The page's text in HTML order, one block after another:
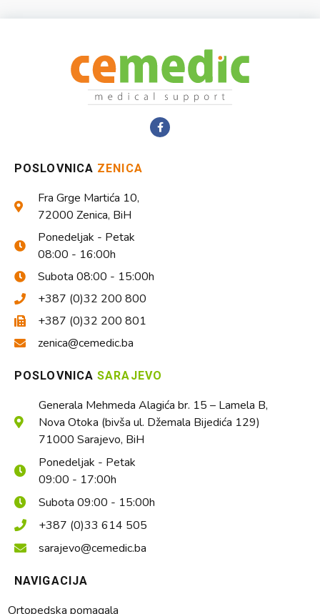
POSLOVNICA ZENICA
Fra Grge Martića 10,
72000 Zenica, BiH
Ponedeljak - Petak
08:00 - 16:00h
Subota 08:00 - 15:00h
+387 (0)32 200 800
+387 (0)32 200 801
zenica@cemedic.ba
POSLOVNICASARAJEVO
Generala Mehmeda Alagića br. 15 – Lamela B,
Nova Otoka (bivša ul. Džemala Bijedića 129)
71000 Sarajevo, BiH
Ponedeljak - Petak
09:00 - 17:00h
Subota 09:00 - 15:00h
+387 (0)33 614 505
sarajevo@cemedic.ba
NAVIGACIJA
Ortopedska pomagala